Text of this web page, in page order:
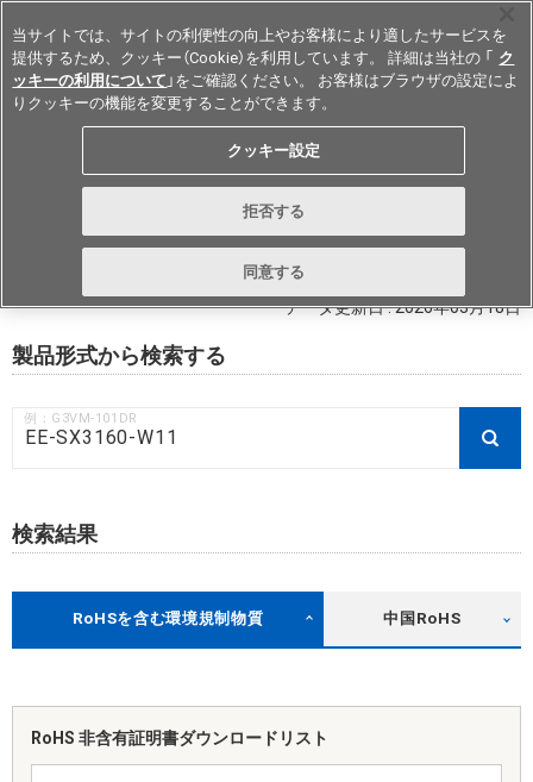
Japan
RoHS対応状況 / 非含有証明書ダウ
ンロード
データ更新日 : 2026年03月18日
製品形式から検索する
例：G3VM-101DR
検索結果
RoHSを含む環境規制物質 中国RoHS
RoHS 非含有証明書ダウンロードリスト
当サイトでは、サイトの利便性の向上やお客様により適したサービスを
提供するため、クッキー（Cookie）を利用しています。 詳細は当社の 「 ク
ッキーの利用について 」をご確認ください。 お客様はブラウザの設定によ
りクッキーの機能を変更することができます。
クッキー設定
拒否する
同意する